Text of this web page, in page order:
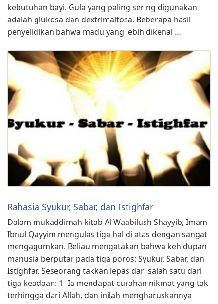
kebutuhan bayi. Gula yang paling sering digunakan
adalah glukosa dan dextrimaltosa. Beberapa hasil
penyelidikan bahwa madu yang lebih dikenal …
Rahasia Syukur, Sabar, dan Istighfar
Dalam mukaddimah kitab Al Waabilush Shayyib, Imam
Ibnul Qayyim mengulas tiga hal di atas dengan sangat
mengagumkan. Beliau mengatakan bahwa kehidupan
manusia berputar pada tiga poros: Syukur, Sabar, dan
Istighfar. Seseorang takkan lepas dari salah satu dari
tiga keadaan: 1- Ia mendapat curahan nikmat yang tak
terhingga dari Allah, dan inilah mengharuskannya